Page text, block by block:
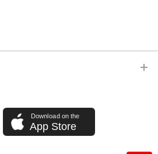
Download on the
App Store